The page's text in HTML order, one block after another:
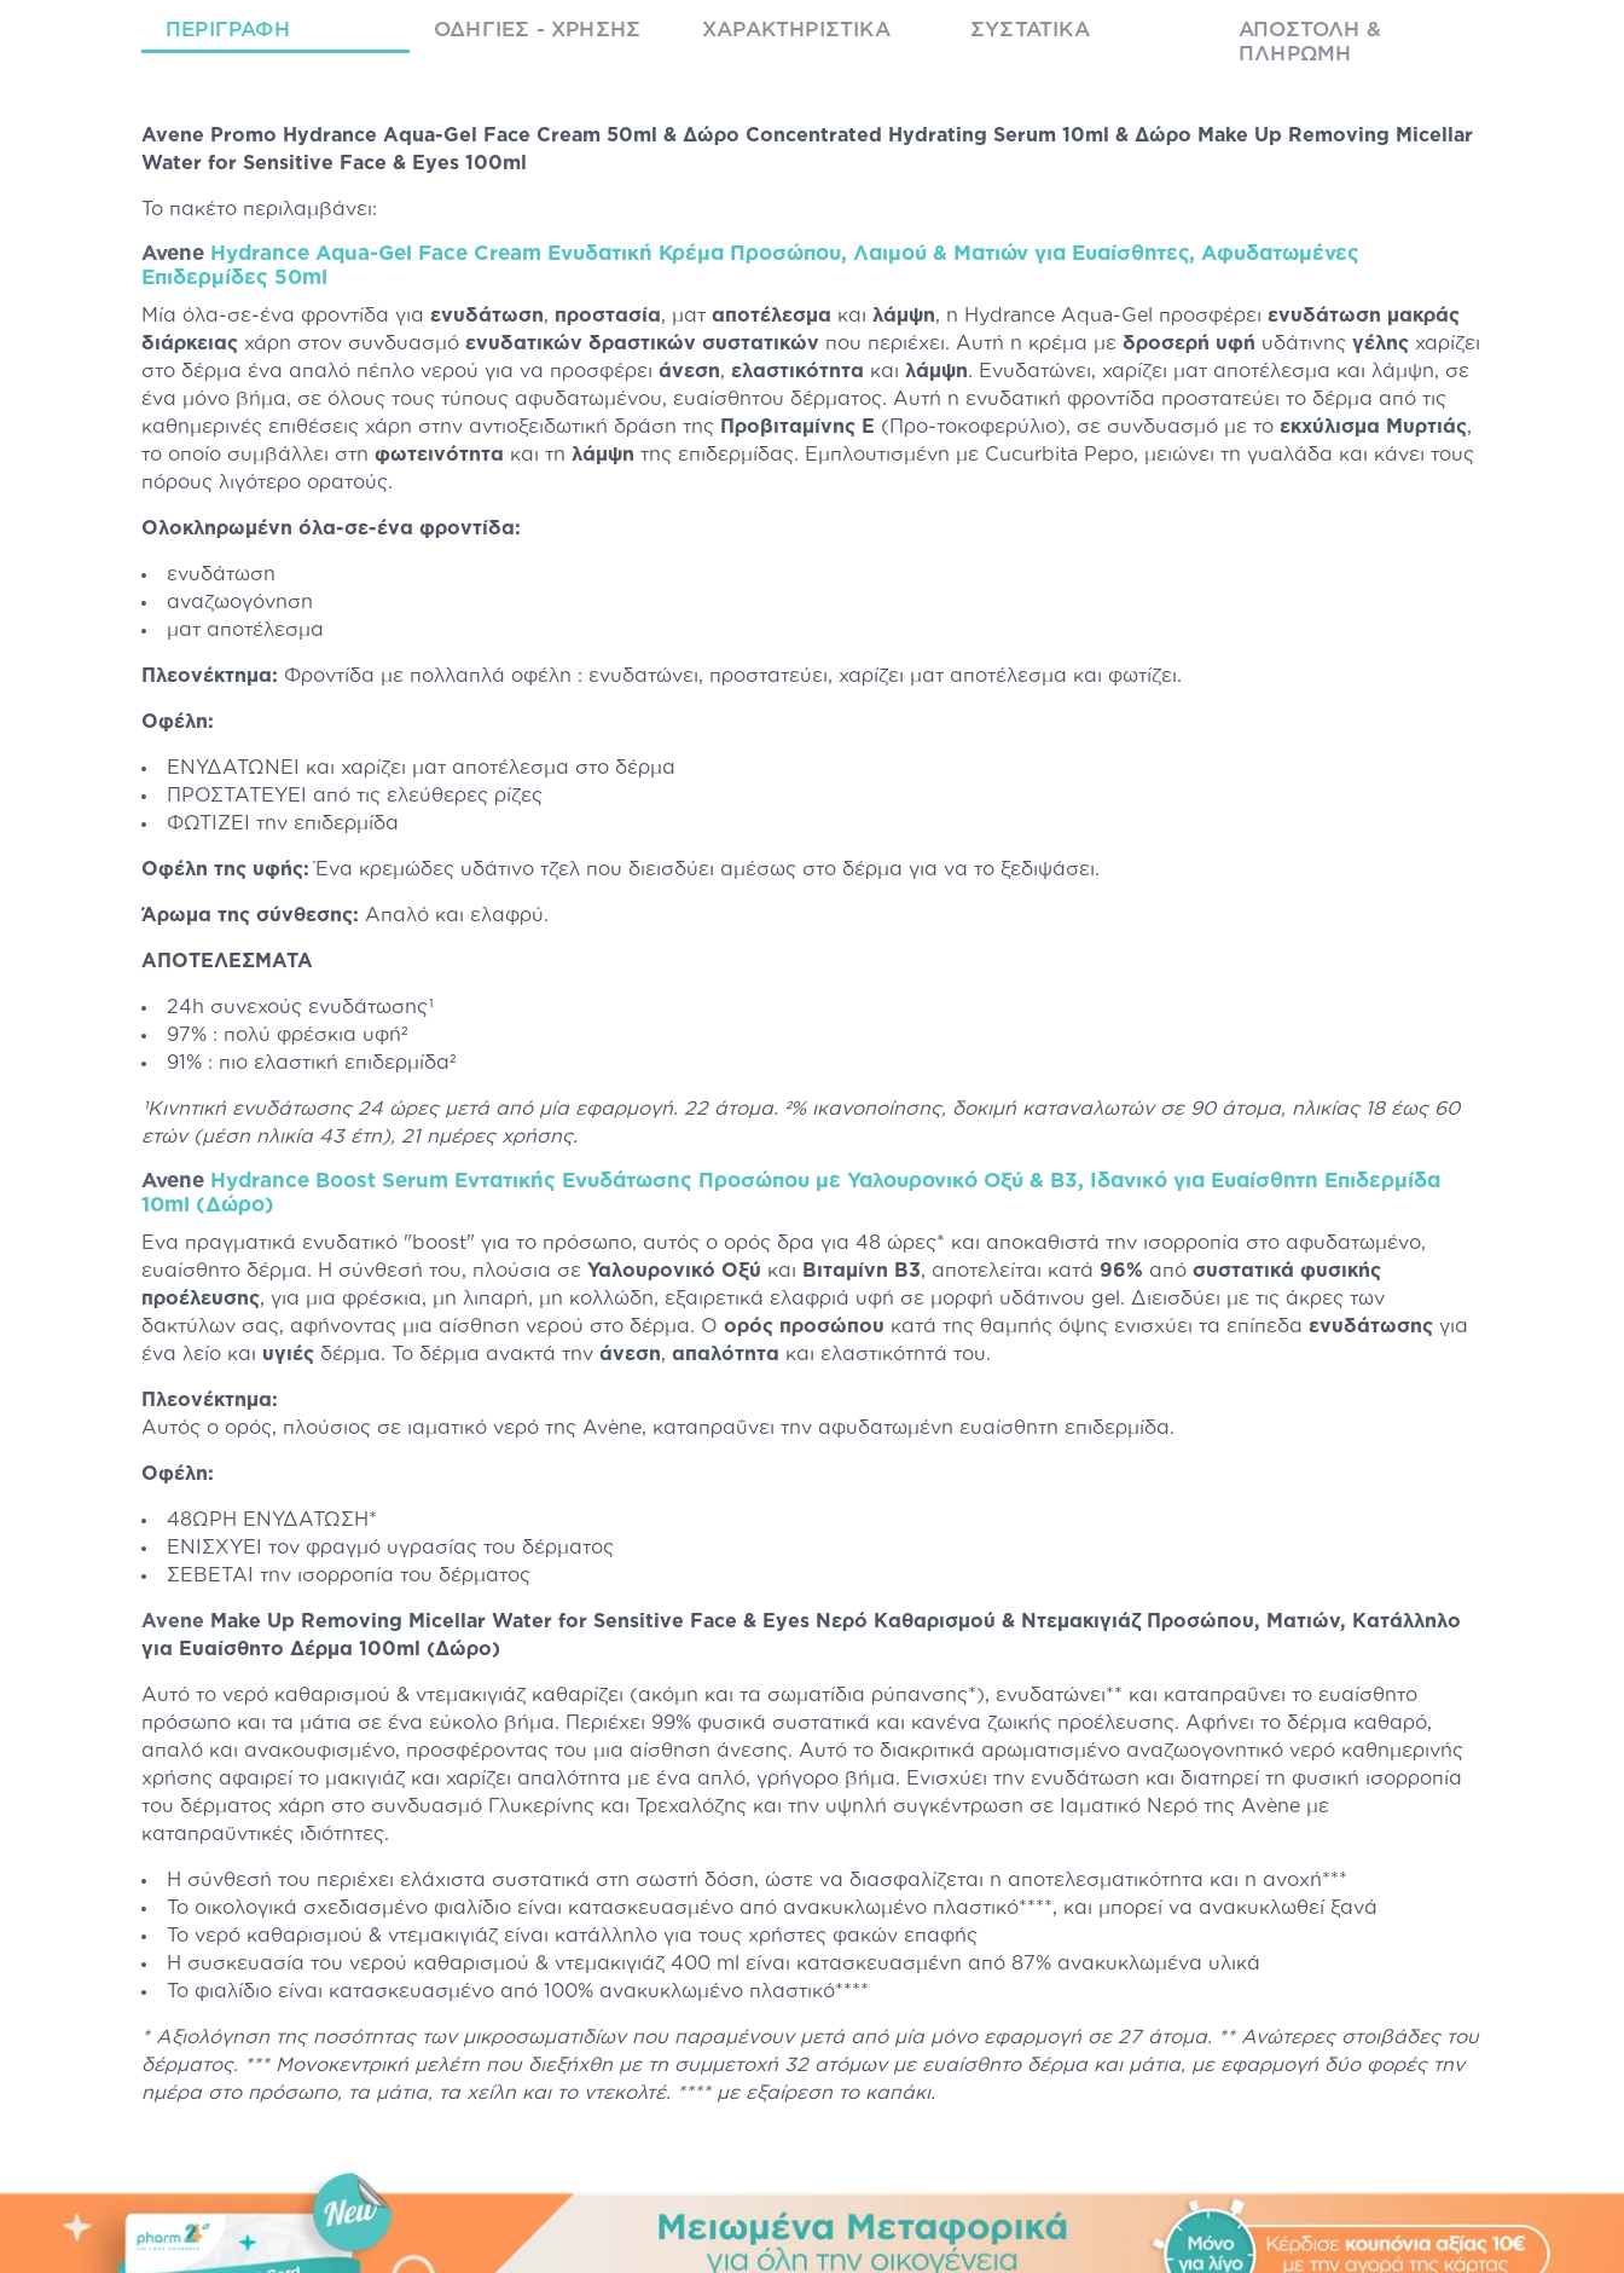
ΠΕΡΙΓΡΑΦΉ ΟΔΗΓΊΕΣ - ΧΡΉΣΗΣ ΧΑΡΑΚΤΗΡΙΣΤΙΚΆ ΣΥΣΤΑΤΙΚΆ
ΑΠΟΣΤΟΛΉ &
ΠΛΗΡΩΜΉ
Avene Promo Hydrance Aqua-Gel Face Cream 50ml & Δώρο Concentrated Hydrating Serum 10ml & Δώρο Make Up Removing Micellar
Water for Sensitive Face & Eyes 100ml
Το πακέτο περιλαμβάνει:
Avene Hydrance Aqua-Gel Face Cream Ενυδατική Κρέμα Προσώπου, Λαιμού & Ματιών για Ευαίσθητες, Αφυδατωμένες
Επιδερμίδες 50ml
Μία όλα-σε-ένα φροντίδα για ενυδάτωση, προστασία, ματ αποτέλεσμα και λάμψη, η Hydrance Aqua-Gel προσφέρει ενυδάτωση μακράς
διάρκειας χάρη στον συνδυασμό ενυδατικών δραστικών συστατικών που περιέχει. Αυτή η κρέμα με δροσερή υφή υδάτινης γέλης χαρίζει
στο δέρμα ένα απαλό πέπλο νερού για να προσφέρει άνεση, ελαστικότητα και λάμψη. Ενυδατώνει, χαρίζει ματ αποτέλεσμα και λάμψη, σε
ένα μόνο βήμα, σε όλους τους τύπους αφυδατωμένου, ευαίσθητου δέρματος. Αυτή η ενυδατική φροντίδα προστατεύει το δέρμα από τις
καθημερινές επιθέσεις χάρη στην αντιοξειδωτική δράση της Προβιταμίνης Ε (Προ-τοκοφερύλιο), σε συνδυασμό με το εκχύλισμα Μυρτιάς,
το οποίο συμβάλλει στη φωτεινότητα και τη λάμψη της επιδερμίδας. Εμπλουτισμένη με Cucurbita Pepo, μειώνει τη γυαλάδα και κάνει τους
πόρους λιγότερο ορατούς.
Ολοκληρωμένη όλα-σε-ένα φροντίδα:
ενυδάτωση
αναζωογόνηση
ματ αποτέλεσμα
Πλεονέκτημα: Φροντίδα με πολλαπλά οφέλη : ενυδατώνει, προστατεύει, χαρίζει ματ αποτέλεσμα και φωτίζει.
Οφέλη:
ΕΝΥΔΑΤΩΝΕΙ και χαρίζει ματ αποτέλεσμα στο δέρμα
ΠΡΟΣΤΑΤΕΥΕΙ από τις ελεύθερες ρίζες
ΦΩΤΙΖΕΙ την επιδερμίδα
Οφέλη της υφής:Ένα κρεμώδες υδάτινο τζελ που διεισδύει αμέσως στο δέρμα για να το ξεδιψάσει.
Άρωμα της σύνθεσης: Απαλό και ελαφρύ.
ΑΠΟΤΕΛΕΣΜΑΤΑ
24h συνεχούς ενυδάτωσης¹
97% : πολύ φρέσκια υφή²
91% : πιο ελαστική επιδερμίδα²
¹Κινητική ενυδάτωσης 24 ώρες μετά από μία εφαρμογή. 22 άτομα. ²% ικανοποίησης, δοκιμή καταναλωτών σε 90 άτομα, ηλικίας 18 έως 60
ετών (μέση ηλικία 43 έτη), 21 ημέρες χρήσης.
Avene Hydrance Boost Serum Εντατικής Ενυδάτωσης Προσώπου με Υαλουρονικό Οξύ & Β3, Ιδανικό για Ευαίσθητη Επιδερμίδα
10ml (Δώρο)
Ένα πραγματικά ενυδατικό "boost" για το πρόσωπο, αυτός ο ορός δρα για 48 ώρες* και αποκαθιστά την ισορροπία στο αφυδατωμένο,
ευαίσθητο δέρμα. Η σύνθεσή του, πλούσια σε Υαλουρονικό Οξύ και Βιταμίνη Β3, αποτελείται κατά 96% από συστατικά φυσικής
προέλευσης, για μια φρέσκια, μη λιπαρή, μη κολλώδη, εξαιρετικά ελαφριά υφή σε μορφή υδάτινου gel. Διεισδύει με τις άκρες των
δακτύλων σας, αφήνοντας μια αίσθηση νερού στο δέρμα. Ο ορός προσώπου κατά της θαμπής όψης ενισχύει τα επίπεδα ενυδάτωσης για
ένα λείο και υγιές δέρμα. Το δέρμα ανακτά την άνεση, απαλότητα και ελαστικότητά του.
Πλεονέκτημα:
Αυτός ο ορός, πλούσιος σε ιαματικό νερό της Avène, καταπραΰνει την αφυδατωμένη ευαίσθητη επιδερμίδα.
Οφέλη:
48ΩΡΗ ΕΝΥΔΑΤΩΣΗ*
ΕΝΙΣΧΥΕΙ τον φραγμό υγρασίας του δέρματος
ΣΕΒΕΤΑΙ την ισορροπία του δέρματος
Avene Make Up Removing Micellar Water for Sensitive Face & Eyes Νερό Καθαρισμού & Ντεμακιγιάζ Προσώπου, Ματιών, Κατάλληλο
για Ευαίσθητο Δέρμα 100ml (Δώρο)
Αυτό το νερό καθαρισμού & ντεμακιγιάζ καθαρίζει (ακόμη και τα σωματίδια ρύπανσης*), ενυδατώνει** και καταπραΰνει το ευαίσθητο
πρόσωπο και τα μάτια σε ένα εύκολο βήμα. Περιέχει 99% φυσικά συστατικά και κανένα ζωικής προέλευσης. Αφήνει το δέρμα καθαρό,
απαλό και ανακουφισμένο, προσφέροντας του μια αίσθηση άνεσης. Αυτό το διακριτικά αρωματισμένο αναζωογονητικό νερό καθημερινής
χρήσης αφαιρεί το μακιγιάζ και χαρίζει απαλότητα με ένα απλό, γρήγορο βήμα. Ενισχύει την ενυδάτωση και διατηρεί τη φυσική ισορροπία
του δέρματος χάρη στο συνδυασμό Γλυκερίνης και Τρεχαλόζης και την υψηλή συγκέντρωση σε Ιαματικό Νερό της Avène με
καταπραϋντικές ιδιότητες.
Η σύνθεσή του περιέχει ελάχιστα συστατικά στη σωστή δόση, ώστε να διασφαλίζεται η αποτελεσματικότητα και η ανοχή***
Το οικολογικά σχεδιασμένο φιαλίδιο είναι κατασκευασμένο από ανακυκλωμένο πλαστικό****, και μπορεί να ανακυκλωθεί ξανά
Το νερό καθαρισμού & ντεμακιγιάζ είναι κατάλληλο για τους χρήστες φακών επαφής
Η συσκευασία του νερού καθαρισμού & ντεμακιγιάζ 400 ml είναι κατασκευασμένη από 87% ανακυκλωμένα υλικά
Το φιαλίδιο είναι κατασκευασμένο από 100% ανακυκλωμένο πλαστικό****
* Αξιολόγηση της ποσότητας των μικροσωματιδίων που παραμένουν μετά από μία μόνο εφαρμογή σε 27 άτομα. ** Ανώτερες στοιβάδες του
δέρματος. *** Μονοκεντρική μελέτη που διεξήχθη με τη συμμετοχή 32 ατόμων με ευαίσθητο δέρμα και μάτια, με εφαρμογή δύο φορές την
ημέρα στο πρόσωπο, τα μάτια, τα χείλη και το ντεκολτέ. **** με εξαίρεση το καπάκι.